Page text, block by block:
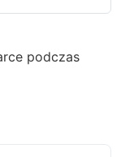
podczas